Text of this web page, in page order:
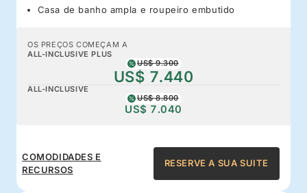
Casa de banho ampla e roupeiro embutido
OS PREÇOS COMEÇAM A
ALL-INCLUSIVE PLUS
US$ 9.300
US$ 7.440
ALL-INCLUSIVE
US$ 8.800
US$ 7.040
COMODIDADES E
RECURSOS
RESERVE A SUA SUITE